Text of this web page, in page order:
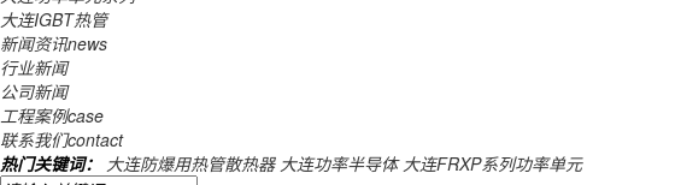
大连IGBT热管
新闻资讯news
行业新闻
公司新闻
工程案例case
联系我们contact
热门关键词： 大连防爆用热管散热器 大连功率半导体 大连FRXP系列功率单元